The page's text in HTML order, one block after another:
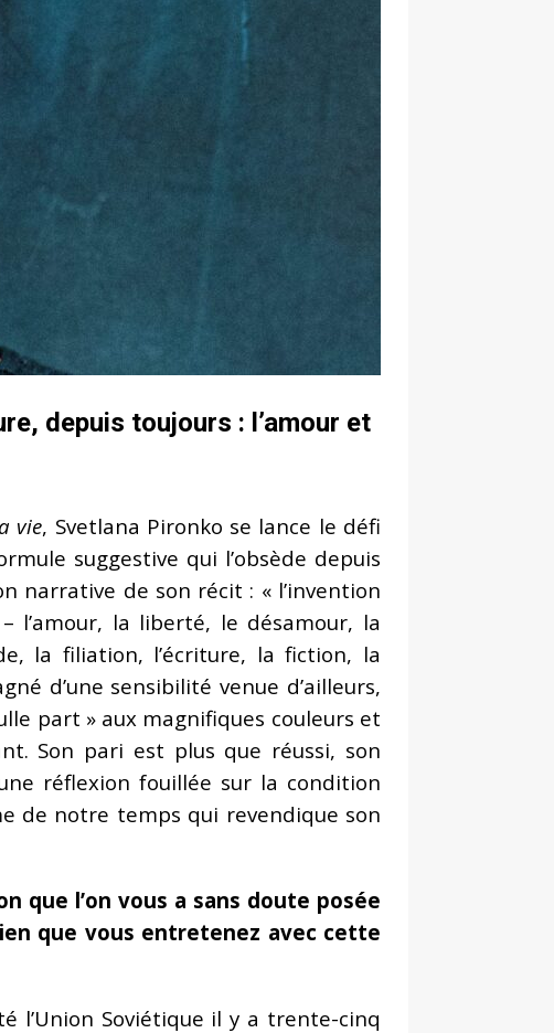
depuis toujours : l’amour et
vie, Svetlana Pironko se lance le défi
suggestive qui l’obsède depuis
narrative de son récit : « l’invention
l’amour, la liberté, le désamour, la
la filiation, l’écriture, la fiction, la
d’une sensibilité venue d’ailleurs,
part » aux magnifiques couleurs et
Son pari est plus que réussi, son
réflexion fouillée sur la condition
de notre temps qui revendique son
que l’on vous a sans doute posée
que vous entretenez avec cette
l’Union Soviétique il y a trente-cinq